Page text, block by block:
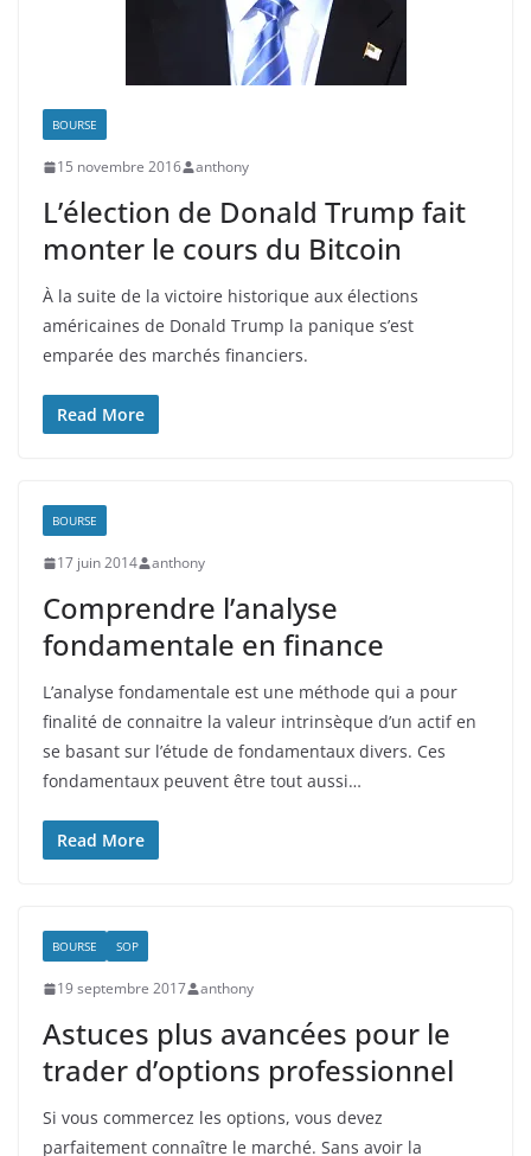
BOURSE
15 novembre 2016 anthony
L’élection de Donald Trump fait
monter le cours du Bitcoin
À la suite de la victoire historique aux élections
américaines de Donald Trump la panique s’est
emparée des marchés financiers.
Read More
BOURSE
17 juin 2014 anthony
Comprendre l’analyse
fondamentale en finance
L’analyse fondamentale est une méthode qui a pour
finalité de connaitre la valeur intrinsèque d’un actif en
se basant sur l’étude de fondamentaux divers. Ces
fondamentaux peuvent être tout aussi…
Read More
BOURSE SOP
19 septembre 2017 anthony
Astuces plus avancées pour le
trader d’options professionnel
Si vous commercez les options, vous devez
parfaitement connaître le marché. Sans avoir la